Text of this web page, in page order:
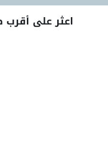
اعثر على أقرب